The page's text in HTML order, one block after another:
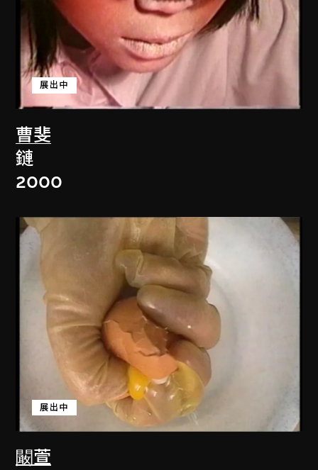
曹斐
展出中
鏈
2000
闞萱
展出中